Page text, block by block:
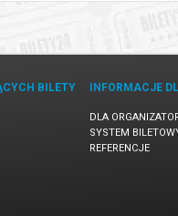
BILETY INFORMACJE
DLA
SYSTEM
REFERENCJE